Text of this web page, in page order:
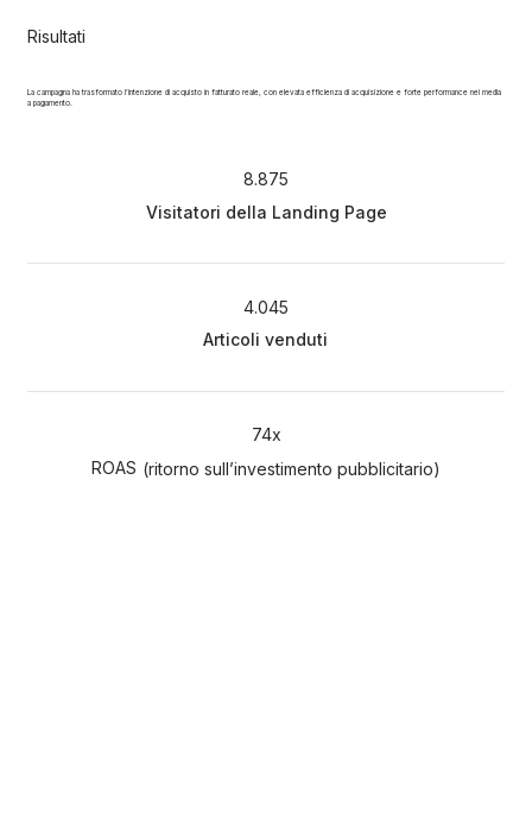
Risultati
La campagna ha trasformato l’intenzione di acquisto in fatturato reale, con elevata efficienza di acquisizione e forte performance nei media
a pagamento.
8.875
Visitatori della Landing Page
4.045
Articoli venduti
74x
ROAS (ritorno sull’investimento pubblicitario)